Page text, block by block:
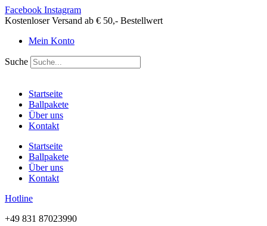
Zum
Inhalt
Facebook Instagram
Kostenloser Versand ab € 50,- Bestellwert
Mein Konto
Suche
Startseite
Ballpakete
Über uns
Kontakt
Startseite
Ballpakete
Über uns
Kontakt
Hotline
+49 831 87023990